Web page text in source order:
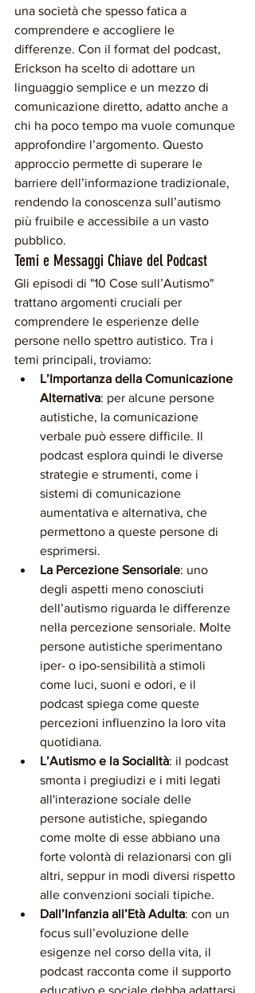
una società che spesso fatica a
comprendere e accogliere le
differenze. Con il format del podcast,
Erickson ha scelto di adottare un
linguaggio semplice e un mezzo di
comunicazione diretto, adatto anche a
chi ha poco tempo ma vuole comunque
approfondire l’argomento. Questo
approccio permette di superare le
barriere dell’informazione tradizionale,
rendendo la conoscenza sull’autismo
più fruibile e accessibile a un vasto
pubblico.
Temi e Messaggi Chiave del Podcast
Gli episodi di "10 Cose sull’Autismo"
trattano argomenti cruciali per
comprendere le esperienze delle
persone nello spettro autistico. Tra i
temi principali, troviamo:
L’Importanza della Comunicazione
Alternativa: per alcune persone
autistiche, la comunicazione
verbale può essere difficile. Il
podcast esplora quindi le diverse
strategie e strumenti, come i
sistemi di comunicazione
aumentativa e alternativa, che
permettono a queste persone di
esprimersi.
La Percezione Sensoriale: uno
degli aspetti meno conosciuti
dell’autismo riguarda le differenze
nella percezione sensoriale. Molte
persone autistiche sperimentano
iper- o ipo-sensibilità a stimoli
come luci, suoni e odori, e il
podcast spiega come queste
percezioni influenzino la loro vita
quotidiana.
L’Autismo e la Socialità: il podcast
smonta i pregiudizi e i miti legati
all'interazione sociale delle
persone autistiche, spiegando
come molte di esse abbiano una
forte volontà di relazionarsi con gli
altri, seppur in modi diversi rispetto
alle convenzioni sociali tipiche.
Dall’Infanzia all’Età Adulta: con un
focus sull’evoluzione delle
esigenze nel corso della vita, il
podcast racconta come il supporto
educativo e sociale debba adattarsi